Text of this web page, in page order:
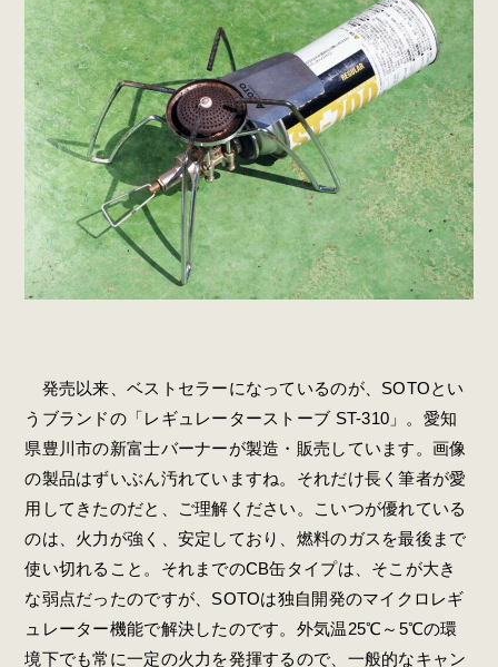
発売以来、ベストセラーになっているのが、SOTOとい
うブランドの「レギュレーターストーブ ST-310」。愛知
県豊川市の新富士バーナーが製造・販売しています。画像
の製品はずいぶん汚れていますね。それだけ長く筆者が愛
用してきたのだと、ご理解ください。こいつが優れている
のは、火力が強く、安定しており、燃料のガスを最後まで
使い切れること。それまでのCB缶タイプは、そこが大き
な弱点だったのですが、SOTOは独自開発のマイクロレギ
ュレーター機能で解決したのです。外気温25℃～5℃の環
境下でも常に一定の火力を発揮するので、一般的なキャン